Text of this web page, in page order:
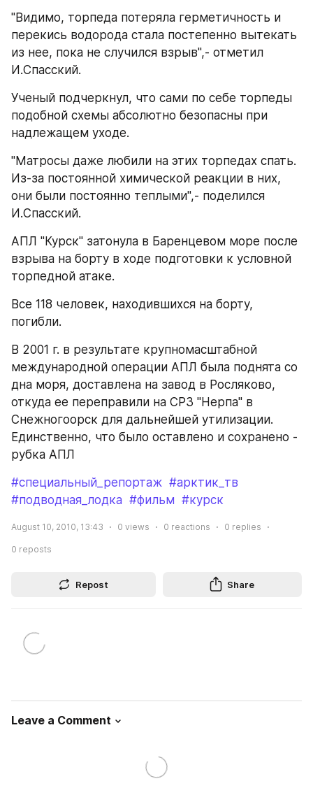
"Видимо, торпеда потеряла герметичность и
перекись водорода стала постепенно вытекать
из нее, пока не случился взрыв",- отметил
И.Спасский.
Ученый подчеркнул, что сами по себе торпеды
подобной схемы абсолютно безопасны при
надлежащем уходе.
"Матросы даже любили на этих торпедах спать.
Из-за постоянной химической реакции в них,
они были постоянно теплыми",- поделился
И.Спасский.
АПЛ "Курск" затонула в Баренцевом море после
взрыва на борту в ходе подготовки к условной
торпедной атаке.
Все 118 человек, находившихся на борту,
погибли.
В 2001 г. в результате крупномасштабной
международной операции АПЛ была поднята со
дна моря, доставлена на завод в Росляково,
откуда ее переправили на СРЗ "Нерпа" в
Снежногоорск для дальнейшей утилизации.
Единственно, что было оставлено и сохранено -
рубка АПЛ
#специальный_репортаж #арктик_тв
#подводная_лодка #фильм #курск
August 10, 2010, 13:43 0 views 0 reactions 0 replies
0 reposts
Repost Share
Leave a Comment